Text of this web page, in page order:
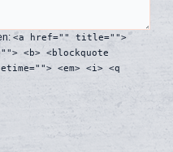
<a href="" title="">
<b> <blockquote
<em> <i> <q